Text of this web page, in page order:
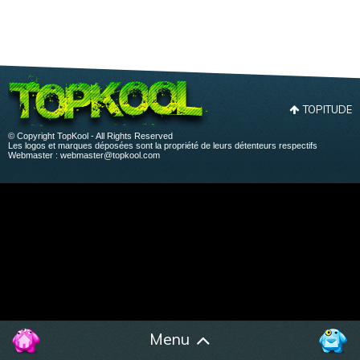
Menu
TOPITUDE
© Copyright TopKool - All Rights Reserved
Les logos et marques déposées sont la propriété de leurs détenteurs respectifs
Webmaster : webmaster@topkool.com